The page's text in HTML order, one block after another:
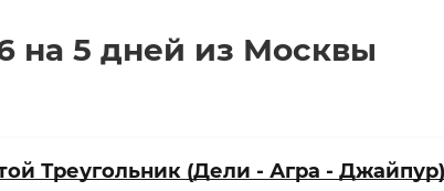
на 5 дней из Москвы
Треугольник (Дели - Агра - Джайпур)